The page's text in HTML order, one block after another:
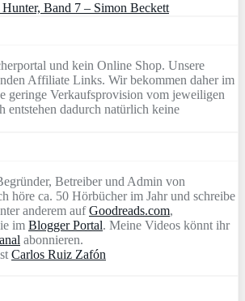
Band 7 – Simon Beckett
und kein Online Shop. Unsere
Affiliate Links. Wir bekommen daher im
geringe Verkaufsprovision vom jeweiligen
entstehen dadurch natürlich keine
Betreiber und Admin von
höre ca. 50 Hörbücher im Jahr und schreibe
anderem aufGoodreads.com,
im Blogger Portal. Meine Videos könnt ihr
abonnieren.
Carlos Ruiz Zafón